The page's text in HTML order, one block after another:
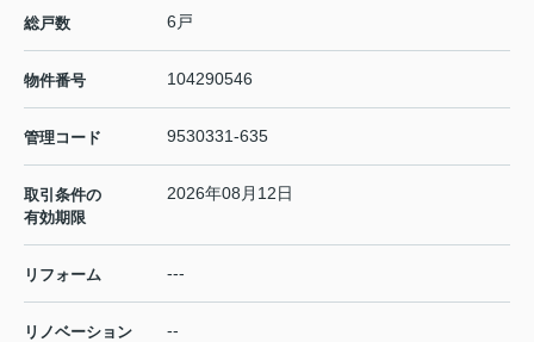
総戸数 6戸
物件番号 104290546
管理コード 9530331-635
取引条件の
有効期限
2026年08月12日
リフォーム ---
リノベーション --